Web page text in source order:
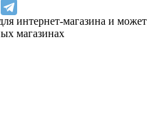
интернет-магазина и может
магазинах